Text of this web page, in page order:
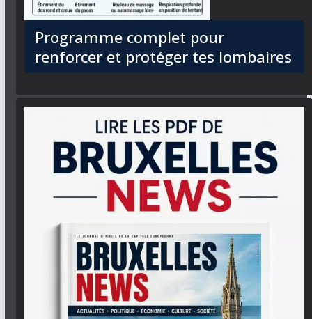
Programme complet pour
renforcer et protéger tes lombaires